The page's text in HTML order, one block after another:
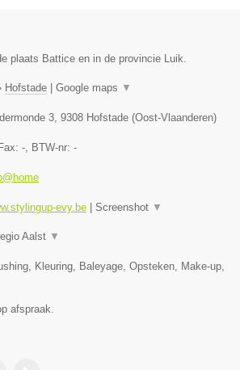
plaats Battice en in de provincie Luik.
Hofstade | Google maps ▼
3 9308 Hofstade (Oost-Vlaanderen)
Fax: - , BTW-nr: -
evy.be | Screenshot ▼
Aalst ▼
Kleuring, Baleyage, Opsteken, Make-up,
afspraak.